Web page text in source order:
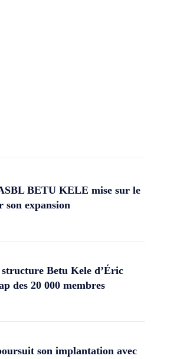
BETU KELE mise sur le
expansion
Betu Kele d’Éric
des 20 000 membres
son implantation avec